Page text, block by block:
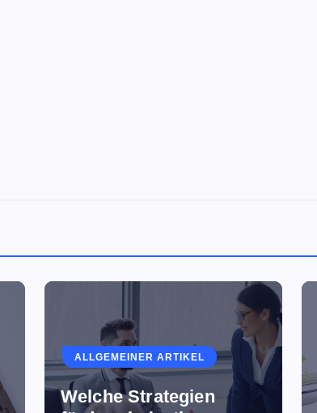
ALLGEMEINER ARTIKEL
Welche Strategien